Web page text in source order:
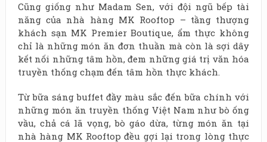
Cũng giống như Madam Sen, với đội ngũ bếp tài
năng của nhà hàng MK Rooftop – tầng thượng
khách sạn MK Premier Boutique, ẩm thực không
chỉ là những món ăn đơn thuần mà còn là sợi dây
kết nối những tâm hồn, đem những giá trị văn hóa
truyền thống chạm đến tâm hồn thực khách.
Từ bữa sáng buffet đầy màu sắc đến bữa chính với
những món ăn truyền thống Việt Nam như bò ống
vầu, chả cá lã vọng, bò gáo dừa, từng món ăn tại
nhà hàng MK Rooftop đều gợi lại trong lòng thực